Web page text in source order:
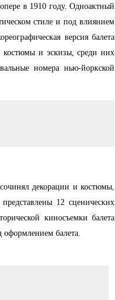
в 1910 году. Одноактный
стиле и под влиянием
версия балета
костюмы и эскизы, среди них
номера нью-йоркской
декорации и костюмы,
12 сценических
киносъемки балета
балета.